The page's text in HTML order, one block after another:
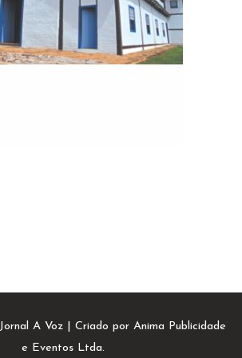
Jornal A Voz | Criado por Anima Publicidade
e Eventos Ltda.